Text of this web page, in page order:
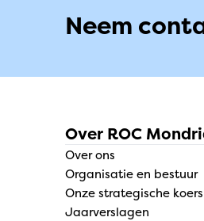
Neem
Over ROC
Over ons
Organisatie en bestuur
Onze strategische koers
Jaarverslagen